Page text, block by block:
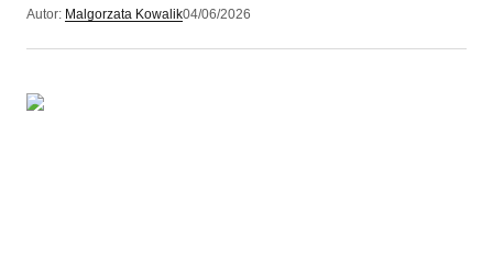
Autor: Malgorzata Kowalik04/06/2026